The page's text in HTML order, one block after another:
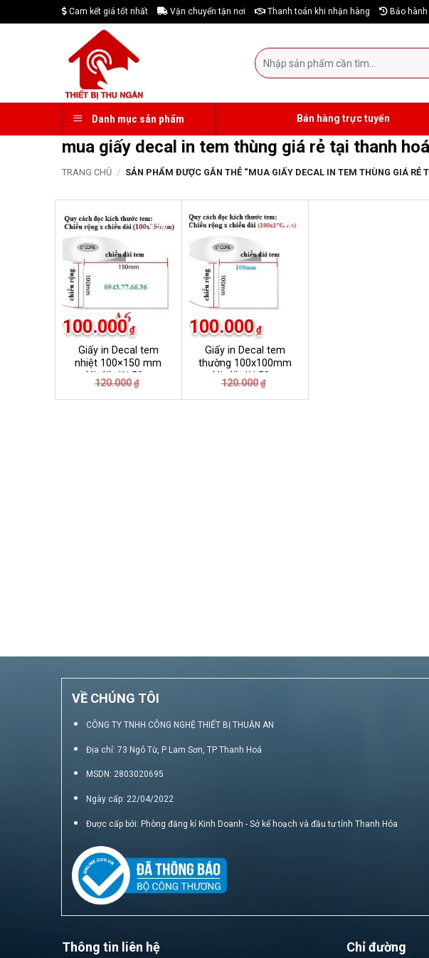
to
Cam kết giá tốt nhất Vận chuyển tận nơi Thanh toán khi nhận hàng Bảo
Tìm
kiếm:
Danh mục sản phẩm Bán hàng trực tuyến
mua giấy decal in tem thùng giá rẻ tại thanh hoá
TRANG CHỦ / SẢN PHẨM ĐƯỢC GẮN THẺ “MUA GIẤY DECAL IN TEM THÙNG GIÁ RẺ
-17%
Giấy in Decal tem
nhiệt 100×150 mm
(4’x6′) dài 50m
120.000 ₫
là:
100.000 ₫
tại
-17%
Giấy in Decal tem
thường 100x100mm
(4’x4′) dài 50m
120.000 ₫
là:
100.000 ₫
tại
VỀ CHÚNG TÔI
CÔNG TY TNHH CÔNG NGHỆ THIẾT BỊ THUẬN AN
Địa chỉ: 73 Ngô Từ, P Lam Sơn, TP Thanh Hoá
MSDN: 2803020695
Ngày cấp: 22/04/2022
Được cấp bởi: Phòng đăng kí Kinh Doanh - Sở kế hoạch và đầu tư tỉnh Thanh Hóa
Thông tin liên hệ Chỉ đường